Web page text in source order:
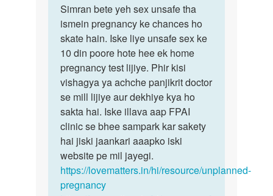
to
mene
periods
ke
bad
sex
kiya…
by
Simran
Simran
bete
yeh
sex
unsafe…
Simran bete yeh sex unsafe tha
ismein pregnancy ke chances ho
skate hain. Iske liye unsafe sex ke
10 din poore hote hee ek home
pregnancy test lijiye. Phir kisi
vishagya ya achche panjikrit doctor
se mill lijiye aur dekhiye kya ho
sakta hai. Iske illava aap FPAI
clinic se bhee sampark kar sakety
hai jiski jaankari aaapko iski
website pe mil jayegi.
https://lovematters.in/hi/resource/unplanned-
pregnancy